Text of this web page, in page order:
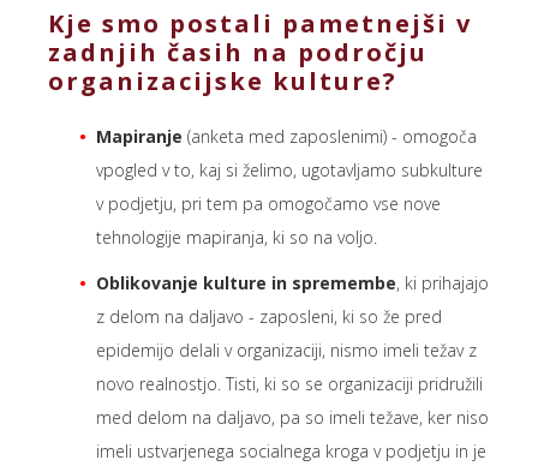
Kje smo postali pametnejši v
zadnjih časih na področju
organizacijske kulture?
Mapiranje (anketa med zaposlenimi) - omogoča
vpogled v to, kaj si želimo, ugotavljamo subkulture
v podjetju, pri tem pa omogočamo vse nove
tehnologije mapiranja, ki so na voljo.
Oblikovanje kulture in spremembe, ki prihajajo
z delom na daljavo - zaposleni, ki so že pred
epidemijo delali v organizaciji, nismo imeli težav z
novo realnostjo. Tisti, ki so se organizaciji pridružili
med delom na daljavo, pa so imeli težave, ker niso
imeli ustvarjenega socialnega kroga v podjetju in je